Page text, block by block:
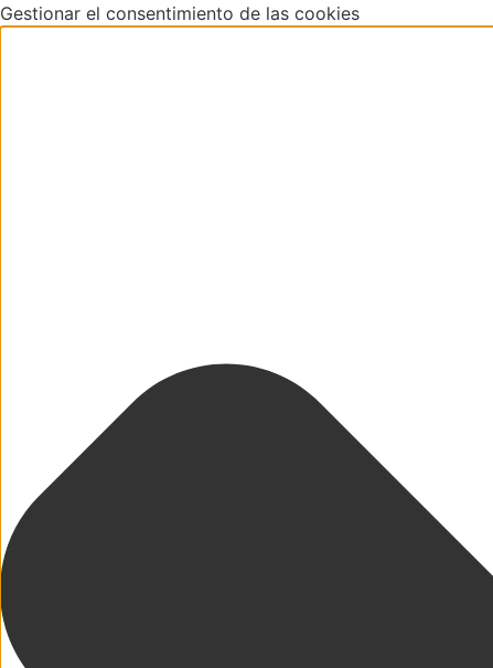
Gestionar el consentimiento de las cookies